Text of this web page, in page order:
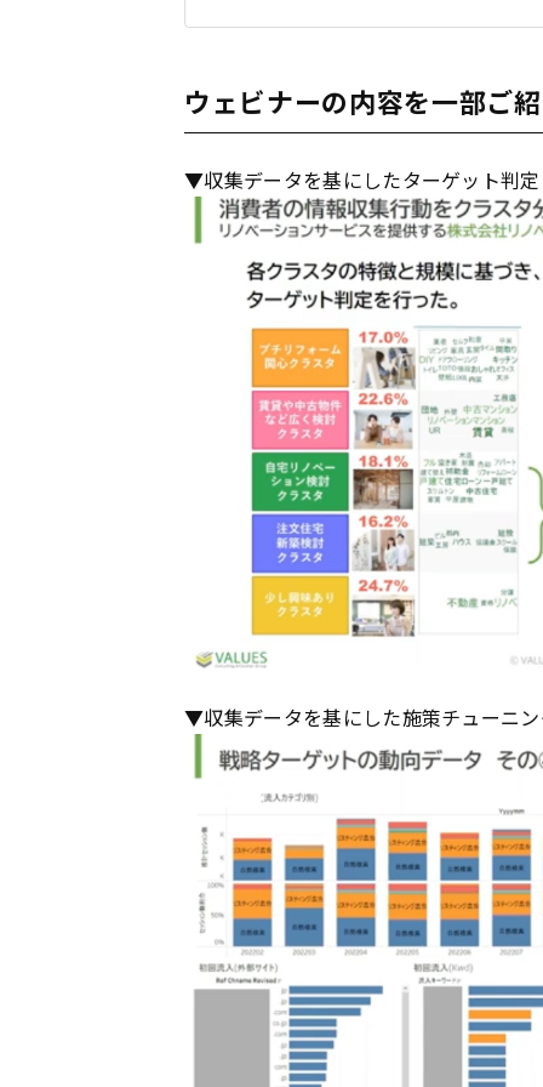
ウェビナーの内容を一部ご
▼収集データを基にしたターゲット判定
▼収集データを基にした施策チューニ